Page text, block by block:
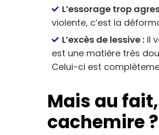
L’essorage trop
violente, c’est la
L’excès de lessive : il
est une matière très
Celui-ci est
Mais au
cachemire ?